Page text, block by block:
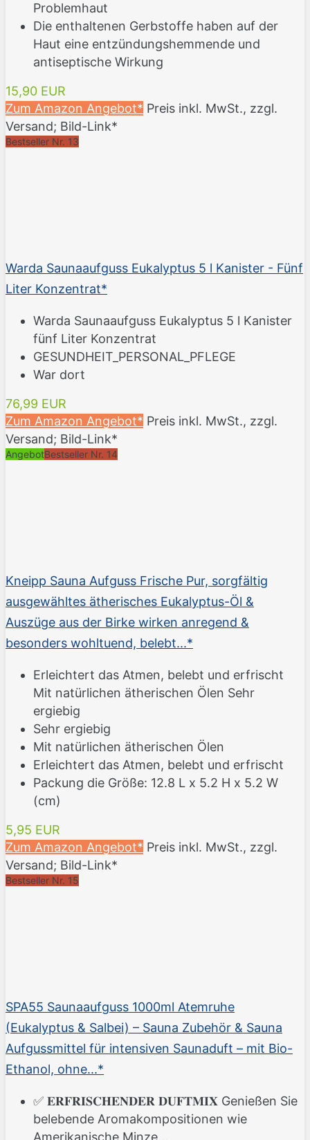
Problemhaut
Die enthaltenen Gerbstoffe haben auf der
Haut eine entzündungshemmende und
antiseptische Wirkung
15,90 EUR
Zum Amazon Angebot* Preis inkl. MwSt., zzgl.
Versand; Bild-Link*
Bestseller Nr. 13
Warda Saunaaufguss Eukalyptus 5 l Kanister - Fünf
Liter Konzentrat*
Warda Saunaaufguss Eukalyptus 5 l Kanister
fünf Liter Konzentrat
GESUNDHEIT_PERSONAL_PFLEGE
War dort
76,99 EUR
Zum Amazon Angebot* Preis inkl. MwSt., zzgl.
Versand; Bild-Link*
AngebotBestseller Nr. 14
Kneipp Sauna Aufguss Frische Pur, sorgfältig
ausgewähltes ätherisches Eukalyptus-Öl &
Auszüge aus der Birke wirken anregend &
besonders wohltuend, belebt...*
Erleichtert das Atmen, belebt und erfrischt
Mit natürlichen ätherischen Ölen Sehr
ergiebig
Sehr ergiebig
Mit natürlichen ätherischen Ölen
Erleichtert das Atmen, belebt und erfrischt
Packung die Größe: 12.8 L x 5.2 H x 5.2 W
(cm)
5,95 EUR
Zum Amazon Angebot* Preis inkl. MwSt., zzgl.
Versand; Bild-Link*
Bestseller Nr. 15
SPA55 Saunaaufguss 1000ml Atemruhe
(Eukalyptus & Salbei) – Sauna Zubehör & Sauna
Aufgussmittel für intensiven Saunaduft – mit Bio-
Ethanol, ohne...*
✅ 𝐄𝐑𝐅𝐑𝐈𝐒𝐂𝐇𝐄𝐍𝐃𝐄𝐑 𝐃𝐔𝐅𝐓𝐌𝐈𝐗 Genießen Sie
belebende Aromakompositionen wie
Amerikanische Minze...